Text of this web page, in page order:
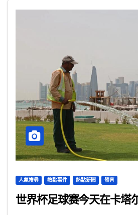
人氣搜尋 熱點事件 熱點新聞 體育
世界杯足球赛今天在卡塔